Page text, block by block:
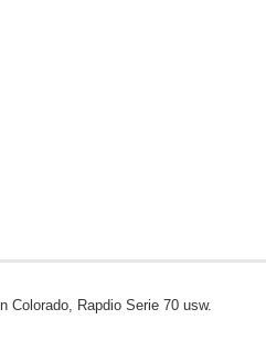
Colorado, Rapdio Serie 70 usw.